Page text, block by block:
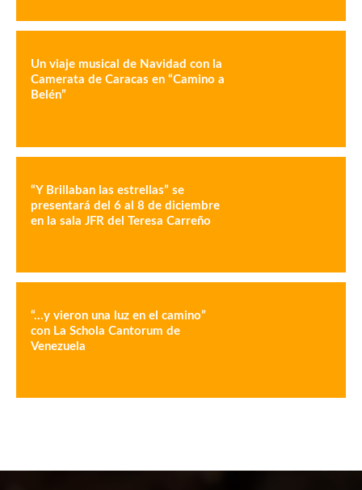
Un viaje musical de Navidad con la
Camerata de Caracas en “Camino a
Belén”
“Y Brillaban las estrellas” se
presentará del 6 al 8 de diciembre
en la sala JFR del Teresa Carreño
“…y vieron una luz en el camino”
con La Schola Cantorum de
Venezuela